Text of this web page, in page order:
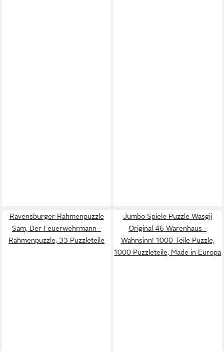
Ravensburger Rahmenpuzzle
Sam, Der Feuerwehrmann -
Rahmenpuzzle, 33 Puzzleteile
Jumbo Spiele Puzzle Wasgij
Original 46 Warenhaus -
Wahnsinn! 1000 Teile Puzzle,
1000 Puzzleteile, Made in Europa